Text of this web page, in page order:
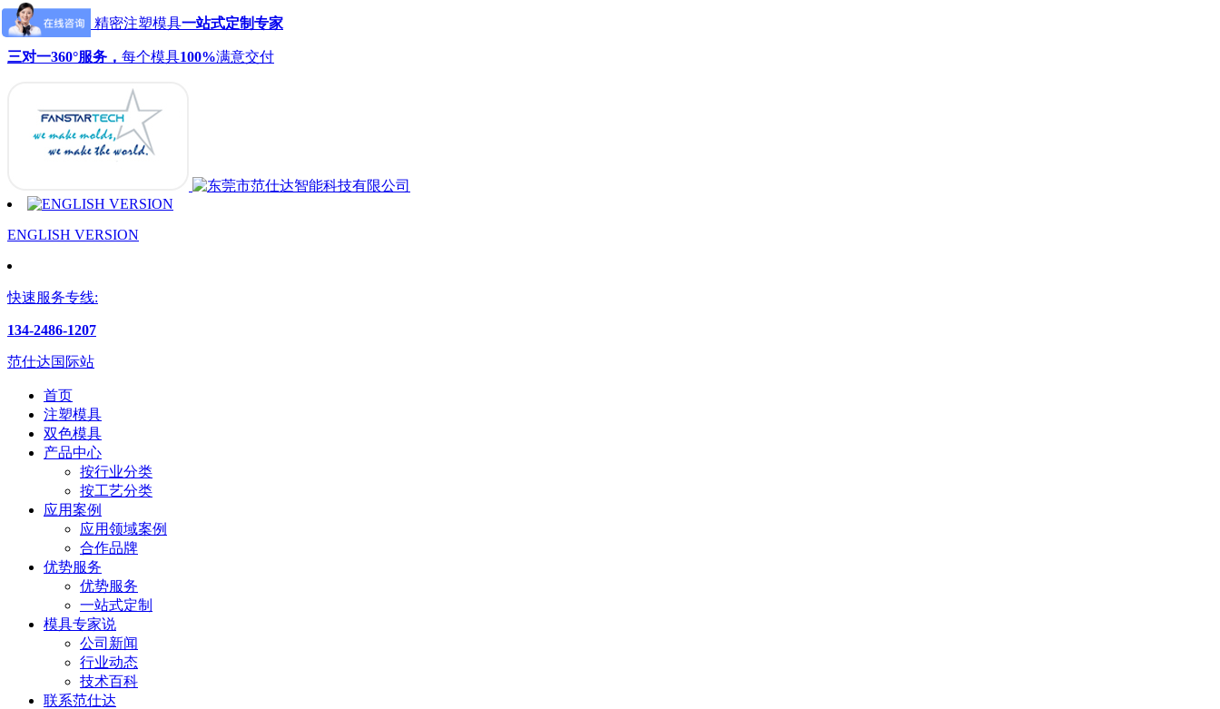
范仕达模具：精密注塑模具一站式定制专家
三对一360°服务， 每个模具100%满意交付
ENGLISH VERSION
快速服务专线:
134-2486-1207
范仕达国际站
首页
注塑模具
双色模具
产品中心
按行业分类
按工艺分类
应用案例
应用领域案例
合作品牌
优势服务
优势服务
一站式定制
模具专家说
公司新闻
行业动态
技术百科
联系范仕达